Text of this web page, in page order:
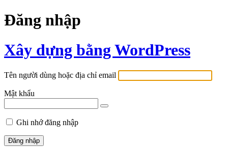
Đăng nhập
Xây dựng bằng WordPress
Tên người dùng hoặc địa chỉ email
Mật khẩu
Ghi nhớ đăng nhập